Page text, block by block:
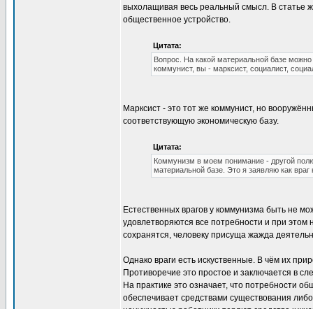
выхолащивая весь реальный смысл. В статье
общественное устройство.
Цитата:
Вопрос. На какой материальной базе
коммунист, вы - марксист, социалист,
Марксист - это тот же коммунист, но
соответствующую экономическую базу.
Цитата:
Коммунизм в моем понимание - другой
материальной базе. Это я заявляю как
Естественных врагов у коммунизма быть не
удовлетворяются все потребности и при
сохранятся, человеку присуща жажда
Однако враги есть искуственные. В чём их
Противоречие это простое и заключается в
На практике это означает, что потребности
обеспечивает средствами существования